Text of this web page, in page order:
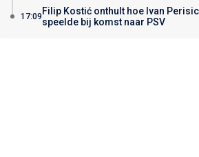
17:09 Filip Kostić onthult hoe Ivan
speelde bij komst naar PSV